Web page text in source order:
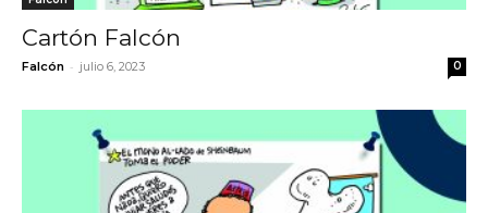
Cartón Falcón
Falcón - julio 6, 2023 0